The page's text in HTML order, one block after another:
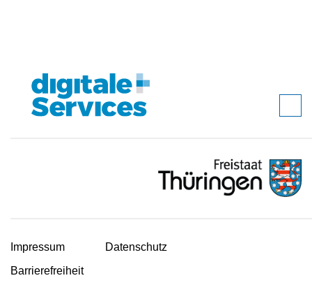
Impressum
Datenschutz
Barrierefreiheit